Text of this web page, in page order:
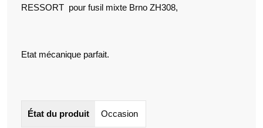
RESSORT pour fusil mixte Brno ZH308,
Etat mécanique parfait.
État du produit Occasion